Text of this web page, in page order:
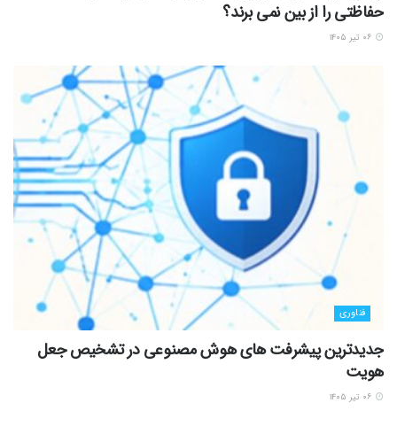
حفاظتی را از بین نمی برند؟
فناوری
جدیدترین پیشرفت های هوش مصنوعی در تشخیص جعل
هویت